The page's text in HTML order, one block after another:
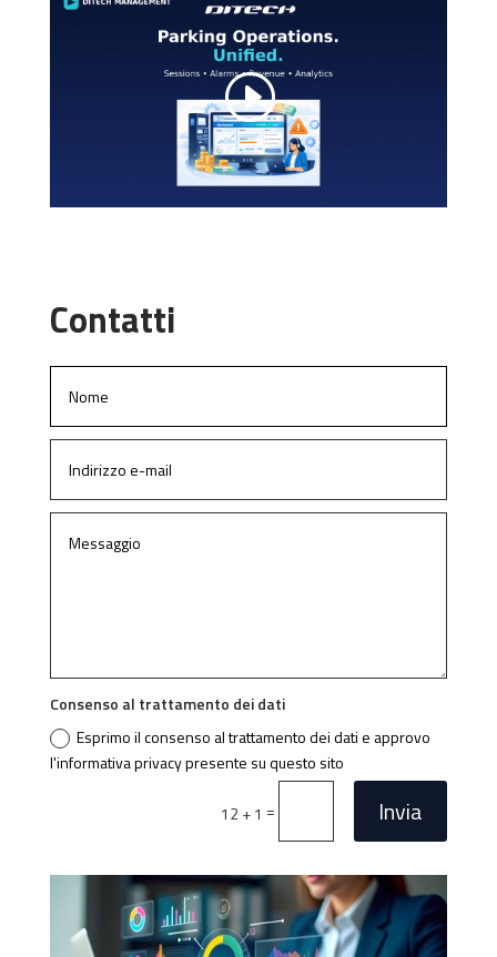
Contatti
Consenso al trattamento dei dati
Esprimo il consenso al trattamento dei dati e approvo
l'informativa privacy presente su questo sito
12 + 1 = Invia